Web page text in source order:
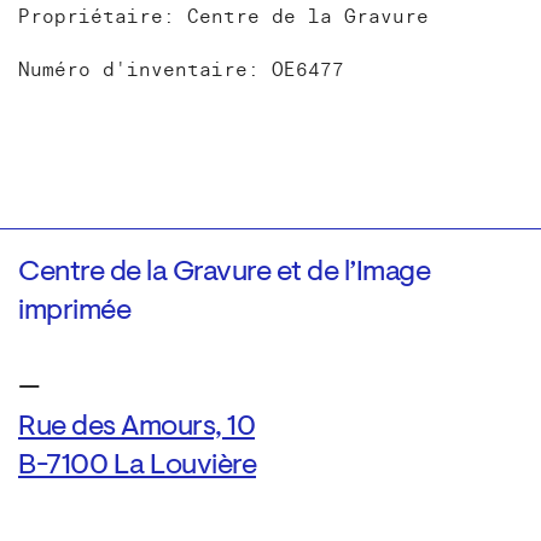
Propriétaire: Centre de la Gravure
Numéro d'inventaire: OE6477
Centre de la Gravure et de l’Image
imprimée
—
Rue des Amours, 10
B-7100 La Louvière